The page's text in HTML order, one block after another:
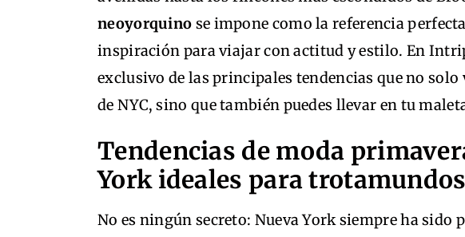
neoyorquino se impone como la referencia
inspiración para viajar con actitud y estilo. En
exclusivo de las principales tendencias que no
de NYC, sino que también puedes llevar en tu
Tendencias de moda
York ideales para trotamundos
No es ningún secreto: Nueva York siempre ha sido